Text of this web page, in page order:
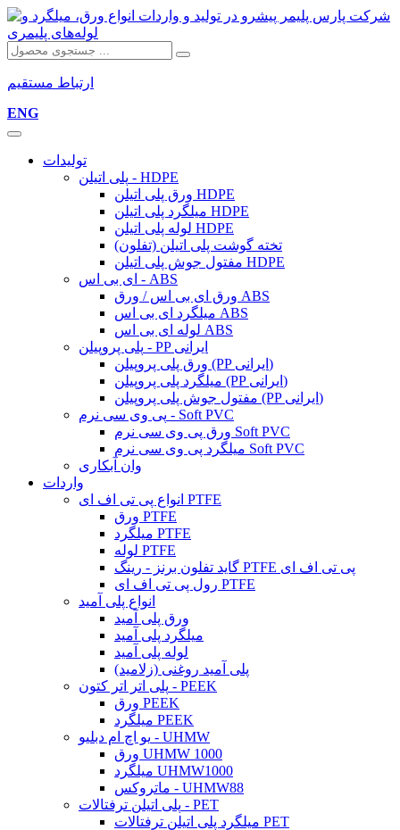
ارتباط مستقیم
ENG
تولیدات
پلی اتیلن - HDPE
ورق پلی اتیلن HDPE
میلگرد پلی اتیلن HDPE
لوله پلی اتیلن HDPE
تخته گوشت پلی اتیلن (تفلون)
مفتول جوش پلی اتیلن HDPE
ای بی اس - ABS
ورق ای بی اس / ورق ABS
میلگرد ای بی اس ABS
لوله ای بی اس ABS
پلی پروپیلن - PP ایرانی
ورق پلی پروپیلن (PP ایرانی)
میلگرد پلی پروپیلن (PP ایرانی)
مفتول جوش پلی پروپیلن (PP ایرانی)
پی وی سی نرم - Soft PVC
ورق پی وی سی نرم Soft PVC
میلگرد پی وی سی نرم Soft PVC
وان آبکاری
واردات
انواع پی تی اف ای PTFE
ورق PTFE
میلگرد PTFE
لوله PTFE
گاید تفلون برنز - رینگ PTFE پی تی اف ای
رول پی تی اف ای PTFE
انواع پلی آمید
ورق پلی آمید
میلگرد پلی آمید
لوله پلی آمید
پلی آمید روغنی (زلامید)
پلی اتر اتر کتون - PEEK
ورق PEEK
میلگرد PEEK
یو اچ ام دبلیو - UHMW
ورق UHMW 1000
میلگرد UHMW1000
ماتروکس - UHMW88
پلی اتیلن ترفتالات - PET
میلگرد پلی اتیلن ترفتالات PET